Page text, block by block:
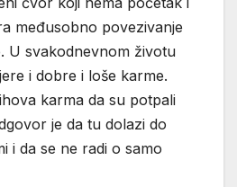
međusobno povezivanje
U svakodnevnom životu
i dobre i loše karme.
karma da su potpali
je da tu dolazi do
i da se ne radi o samo